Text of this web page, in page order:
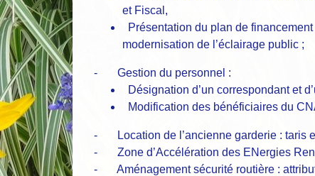
et Fiscal,
Présentation du plan de
modernisation de l’éclairage public ;
- Gestion du personnel :
Désignation d’un correspondant et
Modification des bénéficiaires du
- Location de l’ancienne garderie : taris
- Zone d’Accélération des ENergies
- Aménagement sécurité routière :